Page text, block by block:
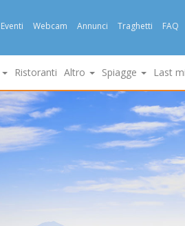
Eventi Webcam Annunci Traghetti FAQ
Ristoranti Altro Spiagge Last